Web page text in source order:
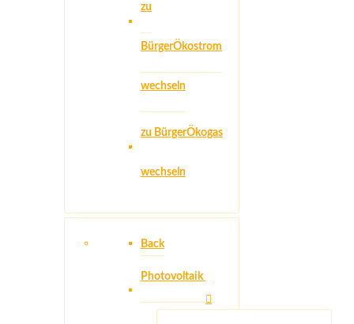
zu
BürgerÖkostrom
wechseln
zu BürgerÖkogas
wechseln
Back
Photovoltaik